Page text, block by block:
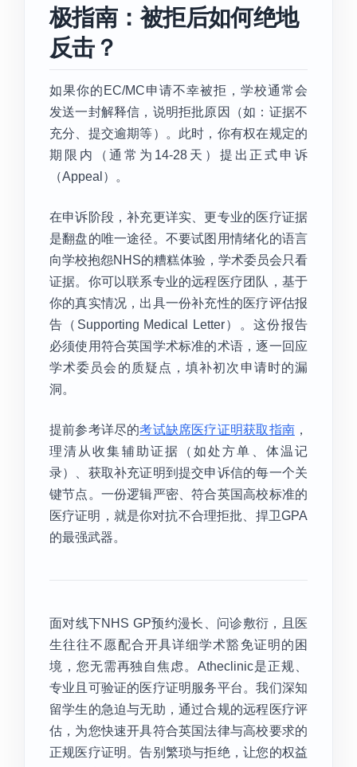
极指南：被拒后如何绝地
反击？
如果你的EC/MC申请不幸被拒，学校通常会
发送一封解释信，说明拒批原因（如：证据不
充分、提交逾期等）。此时，你有权在规定的
期限内（通常为14-28天）提出正式申诉
（Appeal）。
在申诉阶段，补充更详实、更专业的医疗证据
是翻盘的唯一途径。不要试图用情绪化的语言
向学校抱怨NHS的糟糕体验，学术委员会只看
证据。你可以联系专业的远程医疗团队，基于
你的真实情况，出具一份补充性的医疗评估报
告（Supporting Medical Letter）。这份报告
必须使用符合英国学术标准的术语，逐一回应
学术委员会的质疑点，填补初次申请时的漏
洞。
提前参考详尽的考试缺席医疗证明获取指南，
理清从收集辅助证据（如处方单、体温记
录）、获取补充证明到提交申诉信的每一个关
键节点。一份逻辑严密、符合英国高校标准的
医疗证明，就是你对抗不合理拒批、捍卫GPA
的最强武器。
面对线下NHS GP预约漫长、问诊敷衍，且医
生往往不愿配合开具详细学术豁免证明的困
境，您无需再独自焦虑。Atheclinic是正规、
专业且可验证的医疗证明服务平台。我们深知
留学生的急迫与无助，通过合规的远程医疗评
估，为您快速开具符合英国法律与高校要求的
正规医疗证明。告别繁琐与拒绝，让您的权益